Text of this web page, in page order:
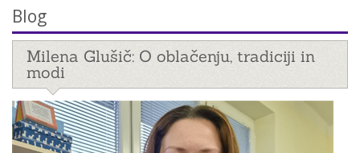
Blog
Milena Glušič: O oblačenju, tradiciji in
modi